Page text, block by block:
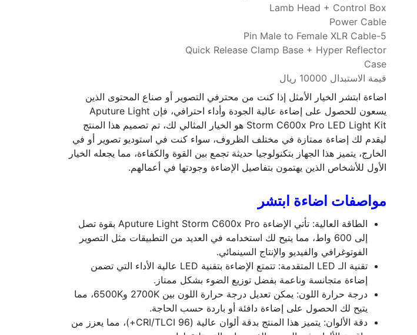
Lamb Head + Control Box
Power Cable
5-Pin Male to Female XLR Cable
Quick Release Clamp Base + Hyper Reflector
Case
قيمة الاستبدال 10000 ريال
اضاءة ابتشر الخيار الأمثل إذا كنت من محترفي التصوير أو صناع المحتوى الذين
يسعون للحصول على إضاءة عالية الجودة وأداء احترافي، فإن Aputure Light
Storm C600x Pro LED Light Kit هو الخيار المثالي لك، تم تصميم هذا المنتج
ليقدم لك إضاءة ممتازة في مختلف الظروف، سواء كنت في استوديو تصوير أو في
الخارج، يتميز هذا الجهاز بتكنولوجيا حديثة تجمع بين القوة والكفاءة، مما يجعله الخيار
الأول للأشخاص الذين يهتمون بتفاصيل الإضاءة وجودتها في أعمالهم.
مواصفات اضاءة ابتشر
الطاقة العالية: تأتي الإضاءة Aputure Light Storm C600x Pro بقوة تصل
إلى 600 واط، مما يتيح لك استخدامه في العديد من التطبيقات مثل التصوير
الفوتوغرافي والفيديو والإنتاج السينمائي.
تقنية الـ LED المتقدمة: تتمتع الإضاءة بتقنية LED عالية الأداء التي تضمن
إضاءة متجانسة وناعمة بفضل توزيع الضوء بشكل ممتاز.
درجة حرارة اللون: يمكن تعديل درجة حرارة اللون بين 2700K و6500K، مما
يتيح لك الحصول على إضاءة دافئة أو باردة حسب الحاجة.
دقة الألوان: يتميز هذا المنتج بدقة ألوان عالية (CRI/TLCI 96+)، مما يعزز من